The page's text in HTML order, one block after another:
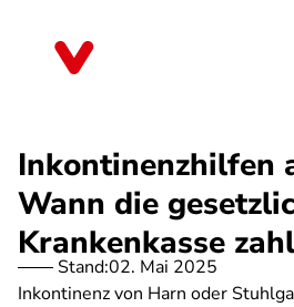
Inkontinenzhilfen
Wann die
Krankenkasse
Stand:02. Mai 2025
Inkontinenz von Harn oder